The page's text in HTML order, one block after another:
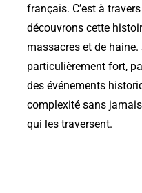
français. C’est à
découvrons cette
massacres et de
particulièrement fort,
des événements
complexité sans
qui les traversent.